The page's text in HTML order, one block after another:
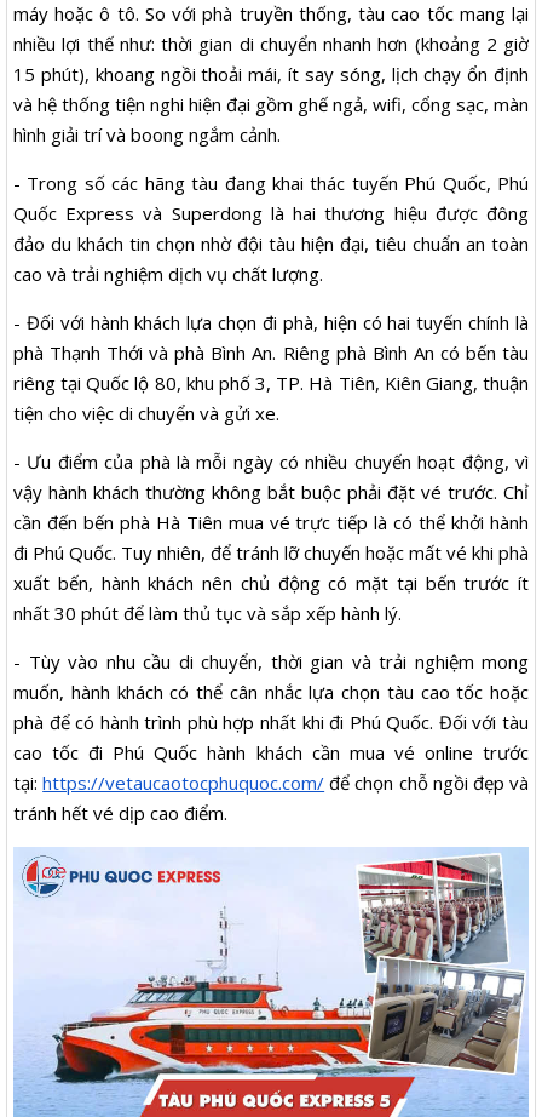
máy hoặc ô tô. So với phà truyền thống, tàu cao tốc mang lại
nhiều lợi thế như: thời gian di chuyển nhanh hơn (khoảng 2 giờ
15 phút), khoang ngồi thoải mái, ít say sóng, lịch chạy ổn định
và hệ thống tiện nghi hiện đại gồm ghế ngả, wifi, cổng sạc, màn
hình giải trí và boong ngắm cảnh.
- Trong số các hãng tàu đang khai thác tuyến Phú Quốc, Phú
Quốc Express và Superdong là hai thương hiệu được đông
đảo du khách tin chọn nhờ đội tàu hiện đại, tiêu chuẩn an toàn
cao và trải nghiệm dịch vụ chất lượng.
- Đối với hành khách lựa chọn đi phà, hiện có hai tuyến chính là
phà Thạnh Thới và phà Bình An. Riêng phà Bình An có bến tàu
riêng tại Quốc lộ 80, khu phố 3, TP. Hà Tiên, Kiên Giang, thuận
tiện cho việc di chuyển và gửi xe.
- Ưu điểm của phà là mỗi ngày có nhiều chuyến hoạt động, vì
vậy hành khách thường không bắt buộc phải đặt vé trước. Chỉ
cần đến bến phà Hà Tiên mua vé trực tiếp là có thể khởi hành
đi Phú Quốc. Tuy nhiên, để tránh lỡ chuyến hoặc mất vé khi phà
xuất bến, hành khách nên chủ động có mặt tại bến trước ít
nhất 30 phút để làm thủ tục và sắp xếp hành lý.
- Tùy vào nhu cầu di chuyển, thời gian và trải nghiệm mong
muốn, hành khách có thể cân nhắc lựa chọn tàu cao tốc hoặc
phà để có hành trình phù hợp nhất khi đi Phú Quốc. Đối với tàu
cao tốc đi Phú Quốc hành khách cần mua vé online trước
tại:https://vetaucaotocphuquoc.com/ để chọn chỗ ngồi đẹp và
tránh hết vé dịp cao điểm.